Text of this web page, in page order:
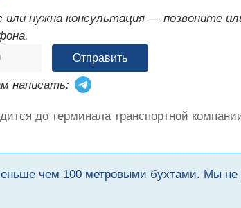
или нужна консультация — позвоните
Отправить
написать:
до терминала транспортной
чем 100 метровыми бухтами. Мы не